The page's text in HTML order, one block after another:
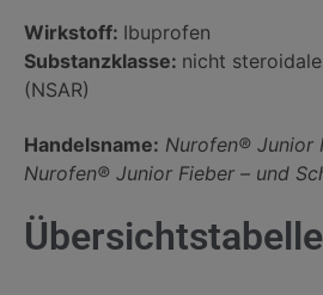
Wirkstoff: Ibuprofen
Substanzklasse: nicht
(NSAR)
Handelsname: Nurofen® Junior
Nurofen® Junior Fieber – und
Übersichtstabelle